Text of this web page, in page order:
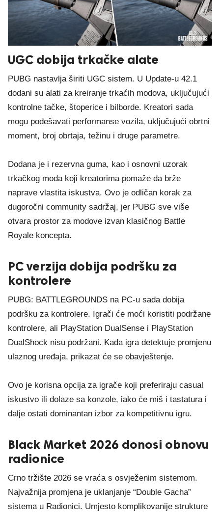
UGC dobija trkačke alate
PUBG nastavlja širiti UGC sistem. U Update-u 42.1
dodani su alati za kreiranje trkaćih modova, uključujući
kontrolne tačke, štoperice i bilborde. Kreatori sada
mogu podešavati performanse vozila, uključujući obrtni
moment, broj obrtaja, težinu i druge parametre.
Dodana je i rezervna guma, kao i osnovni uzorak
trkačkog moda koji kreatorima pomaže da brže
naprave vlastita iskustva. Ovo je odličan korak za
dugoročni community sadržaj, jer PUBG sve više
otvara prostor za modove izvan klasičnog Battle
Royale koncepta.
PC verzija dobija podršku za
kontrolere
PUBG: BATTLEGROUNDS na PC-u sada dobija
podršku za kontrolere. Igrači će moći koristiti podržane
kontrolere, ali PlayStation DualSense i PlayStation
DualShock nisu podržani. Kada igra detektuje promjenu
ulaznog uređaja, prikazat će se obavještenje.
Ovo je korisna opcija za igrače koji preferiraju casual
iskustvo ili dolaze sa konzole, iako će miš i tastatura i
dalje ostati dominantan izbor za kompetitivnu igru.
Black Market 2026 donosi obnovu
radionice
Crno tržište 2026 se vraća s osvježenim sistemom.
Najvažnija promjena je uklanjanje “Double Gacha”
sistema u Radionici. Umjesto komplikovanije strukture